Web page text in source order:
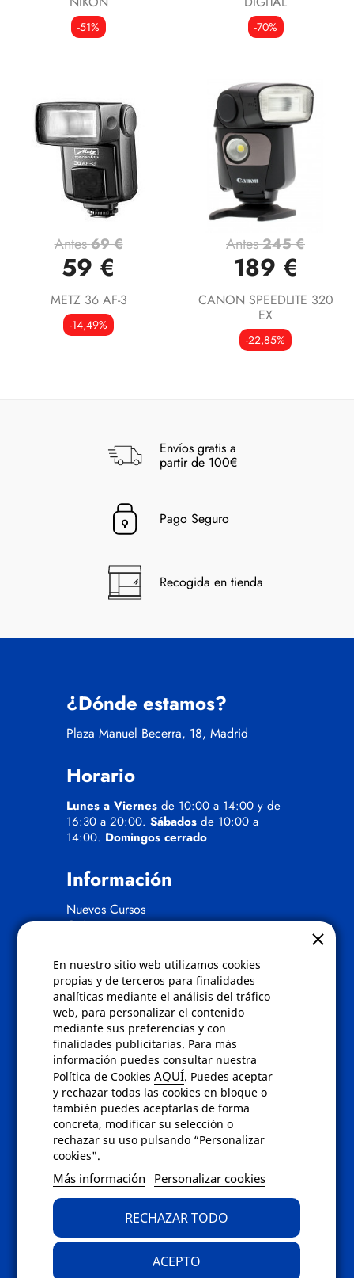
En nuestro sitio web utilizamos cookies
propias y de terceros para finalidades
analíticas mediante el análisis del tráfico
web, para personalizar el contenido
mediante sus preferencias y con
finalidades publicitarias. Para más
información puedes consultar nuestra
Política de CookiesAQUÍ. Puedes aceptar
y rechazar todas las cookies en bloque o
también puedes aceptarlas de forma
concreta, modificar su selección o
rechazar su uso pulsando “Personalizar
cookies".
Más información Personalizar cookies
RECHAZAR TODO
ACEPTO
-51% -70%
Antes69 €
59 €
METZ 36 AF-3
-14,49%
Antes245 €
189 €
CANON SPEEDLITE 320
EX
-22,85%
Envíos gratis a
partir de 100€
Pago Seguro
Recogida en tienda
¿Dónde estamos?
Plaza Manuel Becerra, 18, Madrid
Horario
Lunes a Viernes de 10:00 a 14:00 y de
16:30 a 20:00. Sábados de 10:00 a
14:00. Domingos cerrado
Información
Nuevos Cursos
Quienes somos
Políticas
Condiciones de compra
Aviso de privacidad
Cookies
Bajas comunicados comerciales
Derecho de desistimiento
Preguntas frecuentes
Contacto
Envíanos un email a
bien rellena nuestroformulario de
contacto